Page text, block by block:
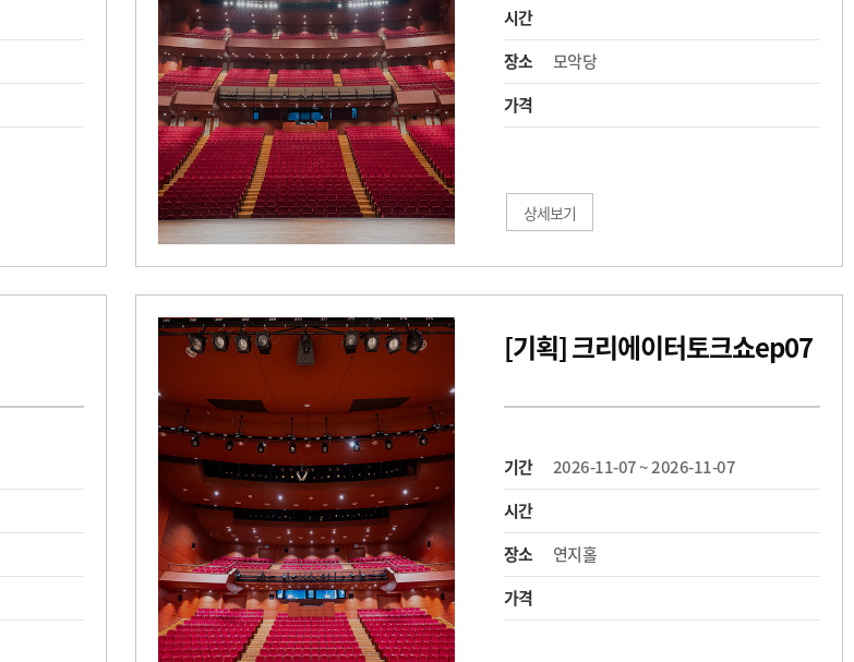
시간
장소
모악당
가격
상세보기
[기획] 크리에이터토크쇼ep07
기간
2026-11-07 ~ 2026-11-07
시간
장소
연지홀
가격